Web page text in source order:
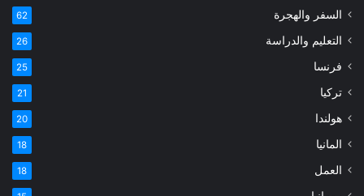
السفر والهجرة 62
التعليم والدراسة 26
فرنسا 25
تركيا 21
هولندا 20
المانيا 18
العمل 18